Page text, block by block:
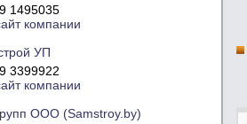
1495035
компании
УП
3399922
компании
ООО (Samstroy.by)